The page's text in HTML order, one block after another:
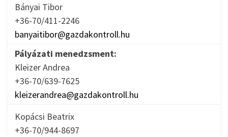
Bányai Tibor
+36-70/411-2246
banyaitibor@gazdakontroll.hu
Pályázati menedzsment:
Kleizer Andrea
+36-70/639-7625
kleizerandrea@gazdakontroll.hu
Kopácsi Beatrix
+36-70/944-8697